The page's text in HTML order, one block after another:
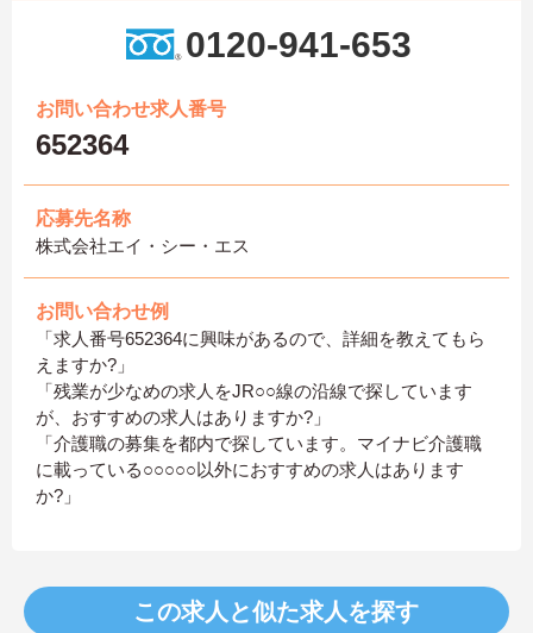
0120-941-653
お問い合わせ求人番号
652364
応募先名称
株式会社エイ・シー・エス
お問い合わせ例
「求人番号652364に興味があるので、詳細を教えてもら
えますか?」
「残業が少なめの求人をJR○○線の沿線で探しています
が、おすすめの求人はありますか?」
「介護職の募集を都内で探しています。マイナビ介護職
に載っている○○○○○以外におすすめの求人はあります
か?」
この求人と似た求人を探す